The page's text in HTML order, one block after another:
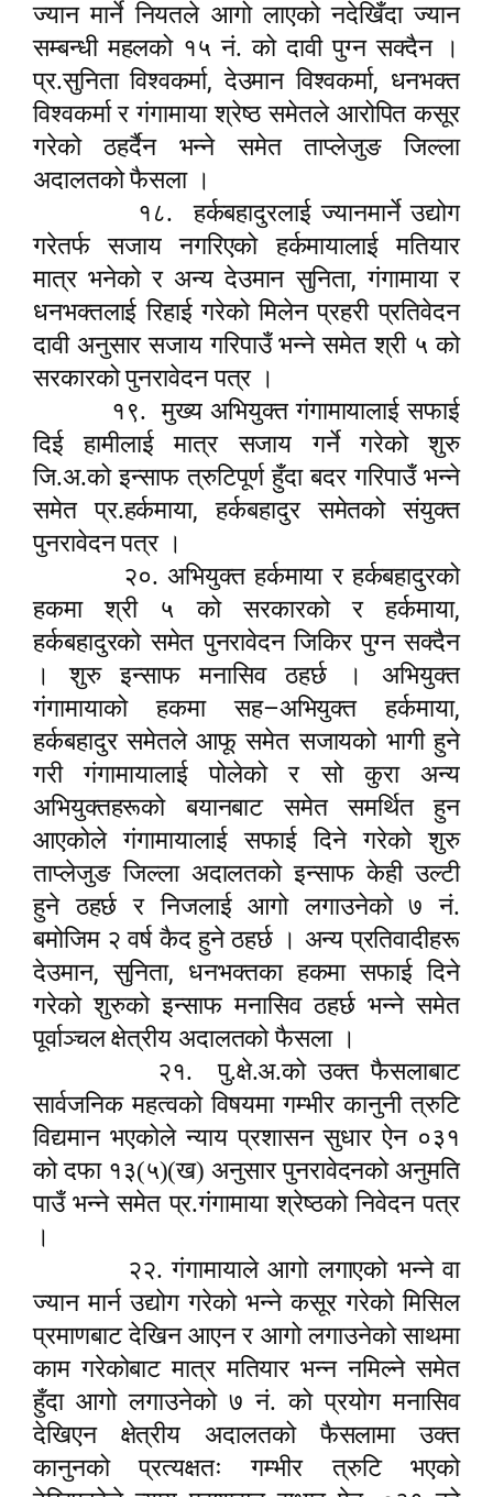
ज्यान मार्ने नियतले आगो लाएको नदेखिँदा ज्यान
सम्बन्धी महलको १५ नं. को दावी पुग्न सक्दैन ।
प्र.सुनिता विश्वकर्मा,देउमान विश्वकर्मा, धनभक्त
विश्वकर्मा र गंगामाया श्रेष्ठ समेतले आरोपित कसूर
गरेको ठहर्दैन भन्ने समेत ताप्लेजुङ जिल्ला
अदालतको फैसला ।
१८.
हर्कबहादुरलाई ज्यानमार्ने उद्योग
गरेतर्फ सजाय नगरिएको हर्कमायालाई मतियार
मात्र भनेको र अन्य देउमान सुनिता,गंगामाया र
धनभक्तलाई रिहाई गरेको मिलेन प्रहरी प्रतिवेदन
दावी अनुसार सजाय गरिपाउँ भन्ने समेत श्री ५ को
सरकारको पुनरावेदन पत्र ।
१९.
मुख्य अभियुक्त गंगामायालाई सफाई
दिई हामीलाई मात्र सजाय गर्ने गरेको शुरु
जि.अ.को इन्साफ त्रुटिपूर्ण हुँदा बदर गरिपाउँ भन्ने
समेत प्र.हर्कमाया,हर्कबहादुर समेतको संयुक्त
पुनरावेदन पत्र ।
२०. अभियुक्त हर्कमाया र हर्कबहादुरको
हकमा श्री ५ को सरकारको र हर्कमाया,
हर्कबहादुरको समेत पुनरावेदन जिकिर पुग्न सक्दैन
। शुरु इन्साफ मनासिव ठहर्छ । अभियुक्त
गंगामायाको हकमा सह–अभियुक्त हर्कमाया,
हर्कबहादुर समेतले आफू समेत सजायको भागी हुने
गरी गंगामायालाई पोलेको र सो कुरा अन्य
अभियुक्तहरूको बयानबाट समेत समर्थित हुन
आएकोले गंगामायालाई सफाई दिने गरेको शुरु
ताप्लेजुङ जिल्ला अदालतको इन्साफ केही उल्टी
हुने ठहर्छ र निजलाई आगो लगाउनेको ७ नं.
बमोजिम २ वर्ष कैद हुने ठहर्छ । अन्य प्रतिवादीहरू
देउमान,सुनिता, धनभक्तका हकमा सफाई दिने
गरेको शुरुको इन्साफ मनासिव ठहर्छ भन्ने समेत
पूर्वाञ्चल क्षेत्रीय अदालतको फैसला ।
२१.
पु.क्षे.अ.को उक्त फैसलाबाट
सार्वजनिक महत्वको विषयमा गम्भीर कानुनी त्रुटि
विद्यमान भएकोले न्याय प्रशासन सुधार ऐन ०३१
को दफा १३(५)(ख) अनुसार पुनरावेदनको अनुमति
पाउँ भन्ने समेत प्र.गंगामाया श्रेष्ठको निवेदन पत्र
।
२२. गंगामायाले आगो लगाएको भन्ने वा
ज्यान मार्न उद्योग गरेको भन्ने कसूर गरेको मिसिल
प्रमाणबाट देखिन आएन र आगो लगाउनेको साथमा
काम गरेकोबाट मात्र मतियार भन्न नमिल्ने समेत
हुँदा आगो लगाउनेको ७ नं. को प्रयोग मनासिव
देखिएन क्षेत्रीय अदालतको फैसलामा उक्त
कानुनको प्रत्यक्षतः गम्भीर त्रुटि भएको